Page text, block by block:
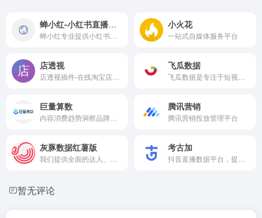
蝉小红-小红书直播电商&品牌种草数据查询分析服务平台 小火花
一站式自媒体服务平台
店透视 飞瓜数据
巨量算数 腾讯营销
腾讯营销投放管理平台
灰豚数据红薯版 考古加
暂无评论